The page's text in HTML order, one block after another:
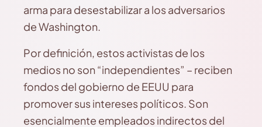
arma para desestabilizar a los adversarios
de Washington.
Por definición, estos activistas de los
medios no son “independientes” – reciben
fondos del gobierno de EEUU para
promover sus intereses políticos. Son
esencialmente empleados indirectos del